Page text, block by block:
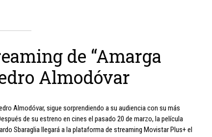
de “Amarga
Almodóvar
Almodóvar, sigue sorprendiendo a su audiencia con su más
de su estreno en cines el pasado 20 de marzo, la película
Sbaraglia llegará a la plataforma de streaming Movistar Plus+ el